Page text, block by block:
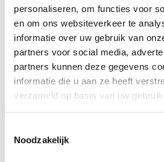
personaliseren, om functies voor
en om ons websiteverkeer te
informatie over uw gebruik van
partners voor social media,
partners kunnen deze gegevens
informatie die u aan ze heeft
verzameld op basis van uw
Noodzakelijk